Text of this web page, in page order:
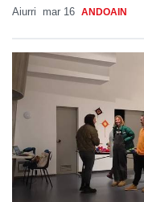
Aiurri mar 16 ANDOAIN